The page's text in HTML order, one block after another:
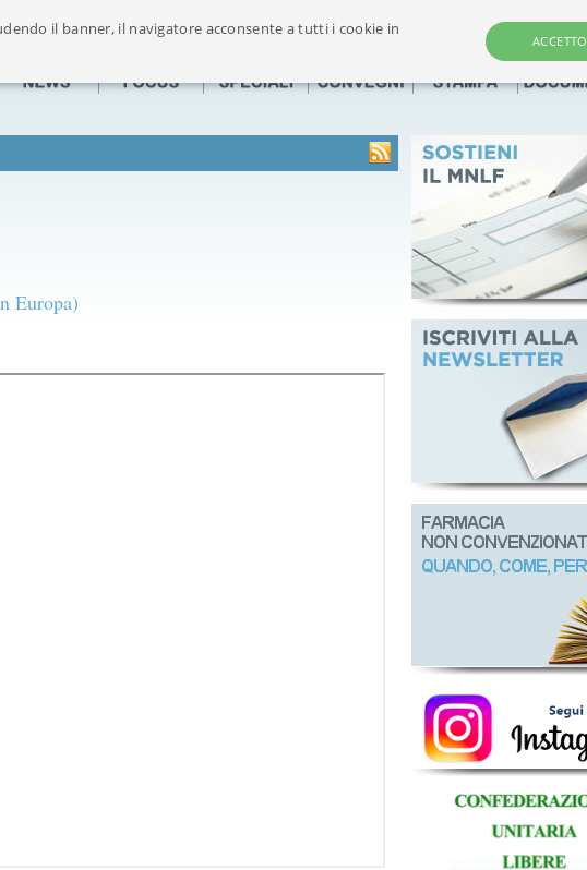
Ufficialmente riconosciuto dalla FOFI componente maggioritaria delle Associazioni e dei farmacisti non titolari italiani
Europa)
il banner, il navigatore acconsente a tutti i cookie in
ACCETTO